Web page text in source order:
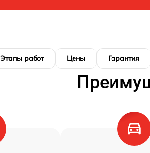
Этапы работ Цены Гарантия